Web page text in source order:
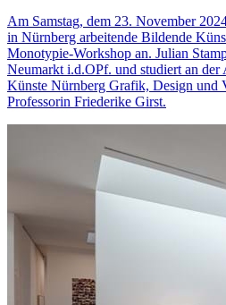
Am Samstag, dem 23. November
in Nürnberg arbeitende Bildende
Monotypie-Workshop an. Julian
Neumarkt i.d.OPf. und studiert an der
Künste Nürnberg Grafik, Design und
Professorin Friederike Girst.